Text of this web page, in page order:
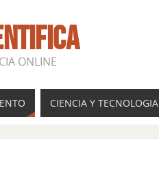
ONLINE
CIENCIA Y TECNOLOGIA